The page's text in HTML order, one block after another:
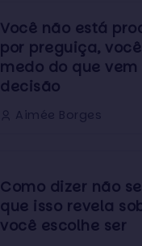
Você não está
por preguiça,
medo do que vem
decisão
Aimée Borges
Como dizer não
que isso revela
você escolhe ser